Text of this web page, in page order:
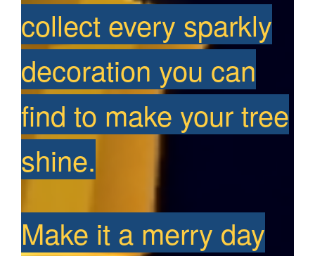
collect every sparkly
decoration you can
find to make your tree
shine.
Make it a merry day